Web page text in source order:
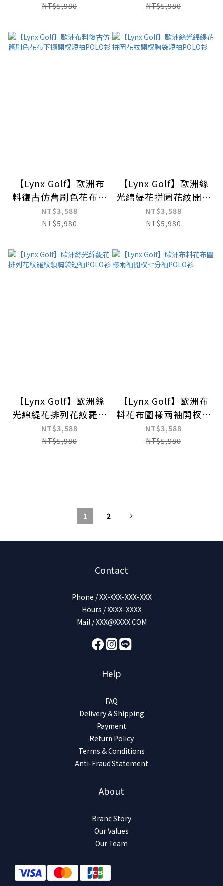
NT$5,980
NT$5,980
【Lynx Golf】歐洲布
料復古仿舊刷色花布下
擺開杈短袖POLO衫
NT$3,588
NT$5,980
【Lynx Golf】歐洲絲
光綿緹花拼圖花紋開杈
胸袋短袖POLO衫
NT$3,588
NT$5,980
【Lynx Golf】歐洲絲
光綿緹花排列花紋羅紋
領胸袋短袖POLO衫
NT$3,588
NT$5,980
【Lynx Golf】歐洲布
料花布圖樣兩袖開杈七
分袖POLO衫
NT$3,588
NT$5,980
1 2
Contact
Phone / XX-XXX-XXX-XXX
Hours / XXXX-XXXX
Mail / XXX@XXXX.COM
Help
FAQ
Delivery & Shipping
Payment
Return Policy
Terms & Conditions
Anti-Fraud Statement
About
Brand Story
Our Values
Our Team